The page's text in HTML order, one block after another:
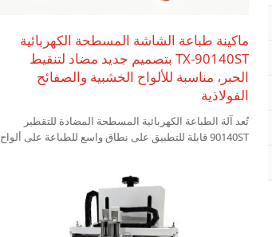
ماكينة طباعة الشاشة المسطحة الكهربائية
TX-90140ST بتصميم جديد مضاد لتنقيط
الحبر، مناسبة للألواح الخشبية والصفائح
الفولاذية
تُعد آلة الطباعة الكهربائية المسطحة المضادة للتقطير
90140ST قابلة للتطبيق على نطاق واسع للطباعة على ألواح
وغيرها من المنتجات.